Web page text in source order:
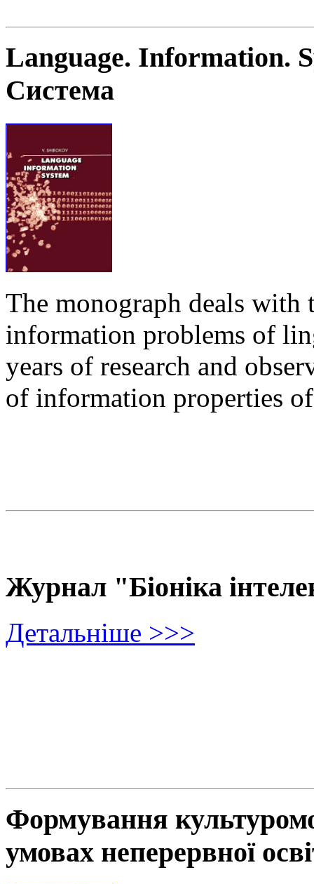
Language. Information.
Система
The monograph deals with
information problems of
years of research and
of information properties
Журнал "Біоніка
Детальніше >>>
Формування
умовах неперервної